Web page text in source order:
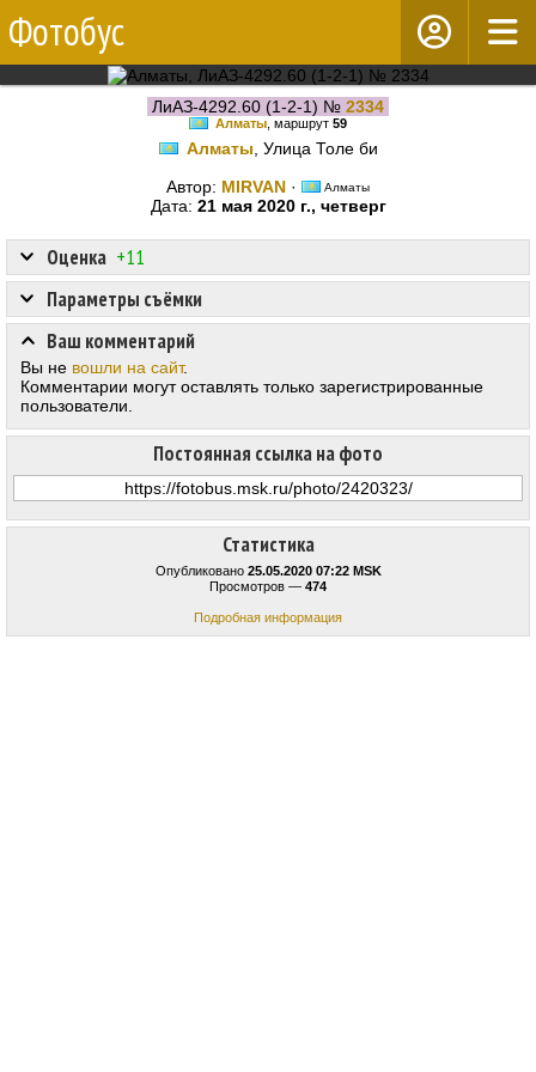
Фотобус
ЛиАЗ-4292.60 (1-2-1) № 2334
Алматы , маршрут 59
Алматы , Улица Толе би
Автор: MIRVAN · Алматы
Дата: 21 мая 2020 г., четверг
Статистика
Опубликовано 25.05.2020 07:22 MSK
Просмотров — 474
Подробная информация
Оценка +11
Постоянная ссылка на фото
Параметры съёмки
Ваш комментарий
Вы не вошли на сайт.
Комментарии могут оставлять только зарегистрированные
пользователи.